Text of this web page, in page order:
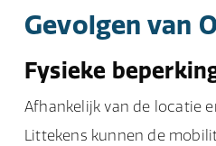
Gevolgen van
Fysieke
Afhankelijk van de locatie
Littekens kunnen de